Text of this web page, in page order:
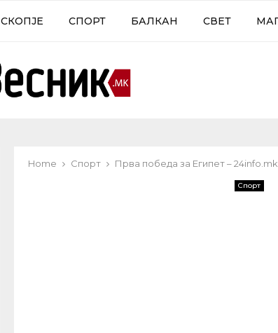
СКОПЈЕ СПОРТ БАЛКАН СВЕТ
Home Спорт Прва победа за Египет – 24info.mk
Спорт